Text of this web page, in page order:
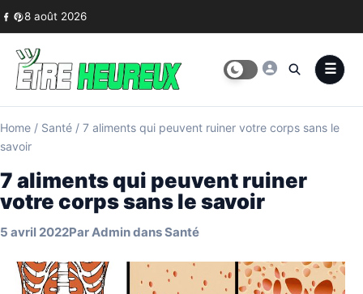
Skip to content
8 août 2026
Home / Santé / 7 aliments qui peuvent ruiner votre corps sans le
savoir
7 aliments qui peuvent ruiner
votre corps sans le savoir
5 avril 2022ParAdmindansSanté